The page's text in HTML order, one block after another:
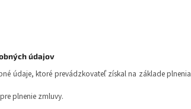
údajov
údaje, ktoré prevádzkovateľ získal na základe plnenia
plnenie zmluvy.